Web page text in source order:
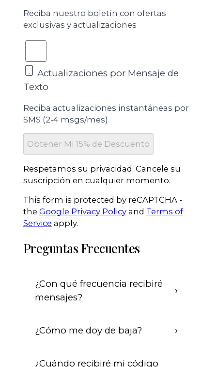
Reciba nuestro boletín con ofertas
exclusivas y actualizaciones
Actualizaciones por Mensaje de
Texto
Reciba actualizaciones instantáneas por
SMS (2-4 msgs/mes)
Obtener Mi 15% de Descuento
Respetamos su privacidad. Cancele su
suscripción en cualquier momento.
This form is protected by reCAPTCHA -
the Google Privacy Policy and Terms of
Service apply.
Preguntas Frecuentes
¿Con qué frecuencia recibiré
mensajes?
¿Cómo me doy de baja?
¿Cuándo recibiré mi código